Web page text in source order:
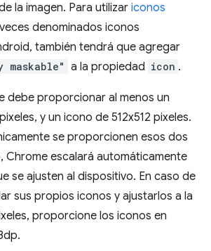
la imagen. Para utilizar iconos
denominados iconos
también tendrá que agregar
maskable" a la propiedad icon .
debe proporcionar al menos un
y un icono de 512x512 pixeles.
se proporcionen esos dos
Chrome escalará automáticamente
se ajusten al dispositivo. En caso de
sus propios iconos y ajustarlos a la
proporcione los iconos en